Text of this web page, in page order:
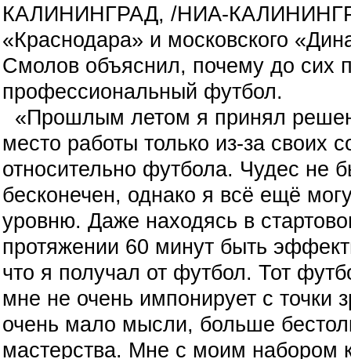
КАЛИНИНГРАД, /НИА-
«Краснодара» и московского
Смолов объяснил, почему до сих
профессиональный футбол.
«Прошлым летом я принял
место работы только из-за своих
относительно футбола. Чудес не
бесконечен, однако я всё ещё
уровню. Даже находясь в
протяжении 60 минут быть
что я получал от футбол. Тот
мне не очень импонирует с точки
очень мало мысли, больше
мастерства. Мне с моим набором